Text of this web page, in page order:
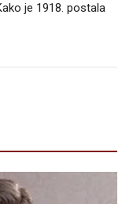
je 1918. postala